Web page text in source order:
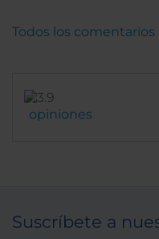
opiniones
Todos los comentarios
Suscríbete a